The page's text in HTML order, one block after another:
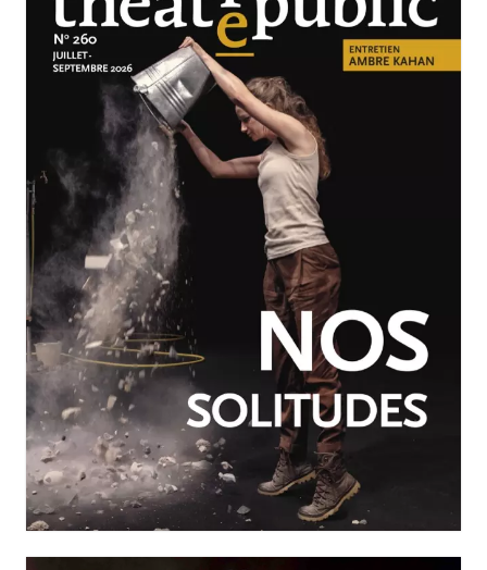
JUILLET-SEPTEMBRE 2026
N°260
Nos solitudes